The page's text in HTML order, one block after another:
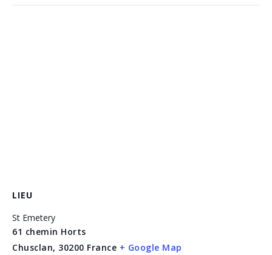
LIEU
St Emetery
61 chemin Horts
Chusclan, 30200 France + Google Map